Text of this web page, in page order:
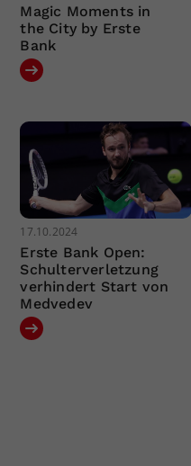
Magic Moments in
the City by Erste
Bank
17.10.2024
Erste Bank Open:
Schulterverletzung
verhindert Start von
Medvedev